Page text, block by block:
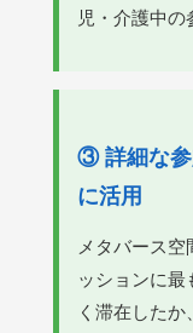
児・介護中の
③ 詳細な参
に活用
メタバース
ッションに
く滞在した